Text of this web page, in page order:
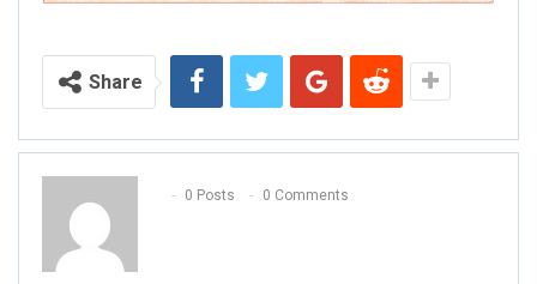
Share
0 Posts 0 Comments